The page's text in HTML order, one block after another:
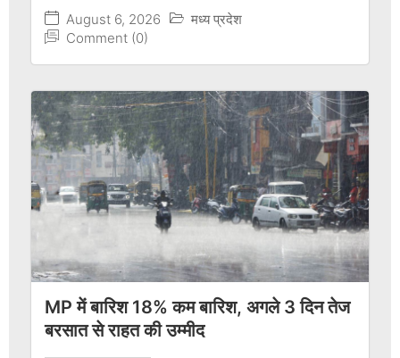
August 6, 2026
मध्य प्रदेश
Comment (0)
MP में बारिश 18% कम बारिश, अगले 3 दिन तेज
बरसात से राहत की उम्मीद